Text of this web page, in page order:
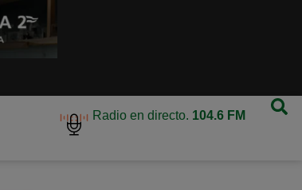
Radio en directo. 104.6 FM